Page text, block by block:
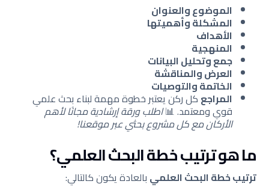
الموضوع والعنوان
المشكلة وأهميتها
الأهداف
المنهجية
جمع وتحليل البيانات
العرض والمناقشة
الخاتمة والتوصيات
المراجعكل ركن يعتبر خطوة مهمة لبناء بحث علمي
قوي ومعتمد. 📊اطلب ورقة إرشادية مجانًا لأهم
الأركان مع كل مشروع بحثي عبر موقعنا!
ما هو ترتيب خطة البحث العلمي؟
ترتيب خطة البحث العلميبالعادة يكون كالتالي: